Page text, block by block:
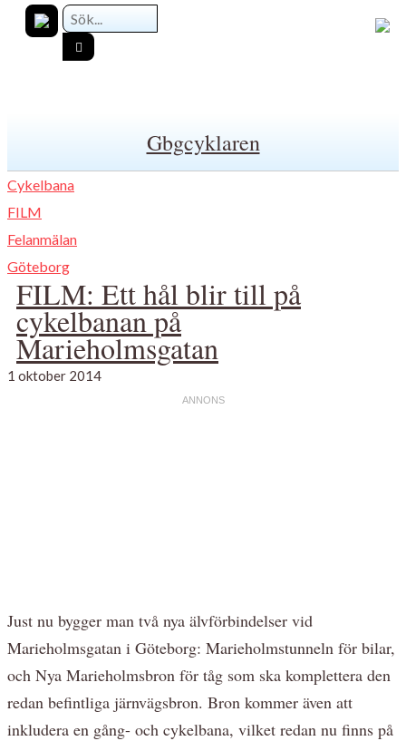
Gbgcyklaren
Cykelbana
FILM
Felanmälan
Göteborg
FILM: Ett hål blir till på
cykelbanan på
Marieholmsgatan
1 oktober 2014
Just nu bygger man två nya älvförbindelser vid
Marieholmsgatan i Göteborg: Marieholmstunneln för bilar,
och Nya Marieholmsbron för tåg som ska komplettera den
redan befintliga järnvägsbron. Bron kommer även att
inkludera en gång- och cykelbana, vilket redan nu finns på